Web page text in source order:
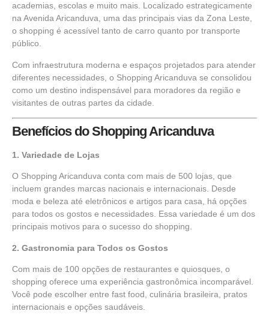
academias, escolas e muito mais. Localizado estrategicamente
na Avenida Aricanduva, uma das principais vias da Zona Leste,
o shopping é acessível tanto de carro quanto por transporte
público.
Com infraestrutura moderna e espaços projetados para atender
diferentes necessidades, o Shopping Aricanduva se consolidou
como um destino indispensável para moradores da região e
visitantes de outras partes da cidade.
Benefícios do Shopping Aricanduva
1. Variedade de Lojas
O Shopping Aricanduva conta com mais de 500 lojas, que
incluem grandes marcas nacionais e internacionais. Desde
moda e beleza até eletrônicos e artigos para casa, há opções
para todos os gostos e necessidades. Essa variedade é um dos
principais motivos para o sucesso do shopping.
2. Gastronomia para Todos os Gostos
Com mais de 100 opções de restaurantes e quiosques, o
shopping oferece uma experiência gastronômica incomparável.
Você pode escolher entre fast food, culinária brasileira, pratos
internacionais e opções saudáveis.